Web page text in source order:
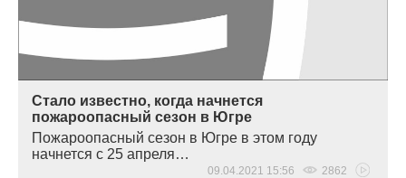
Стало известно, когда начнется
пожароопасный сезон в Югре
Пожароопасный сезон в Югре в этом году
начнется с 25 апреля…
09.04.2021 15:56 2862